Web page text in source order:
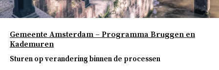
Gemeente Amsterdam – Programma Bruggen en
Kademuren
Sturen op verandering binnen de processen